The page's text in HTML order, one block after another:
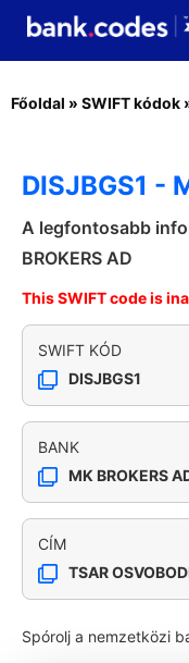
Főoldal » SWIFT kódok
DISJBGS1 -
A legfontosabb
BROKERS AD
This SWIFT code is
SWIFT KÓD
DISJBGS1
BANK
MK BROKERS
CÍM
TSAR
Spórolj a nemzetközi